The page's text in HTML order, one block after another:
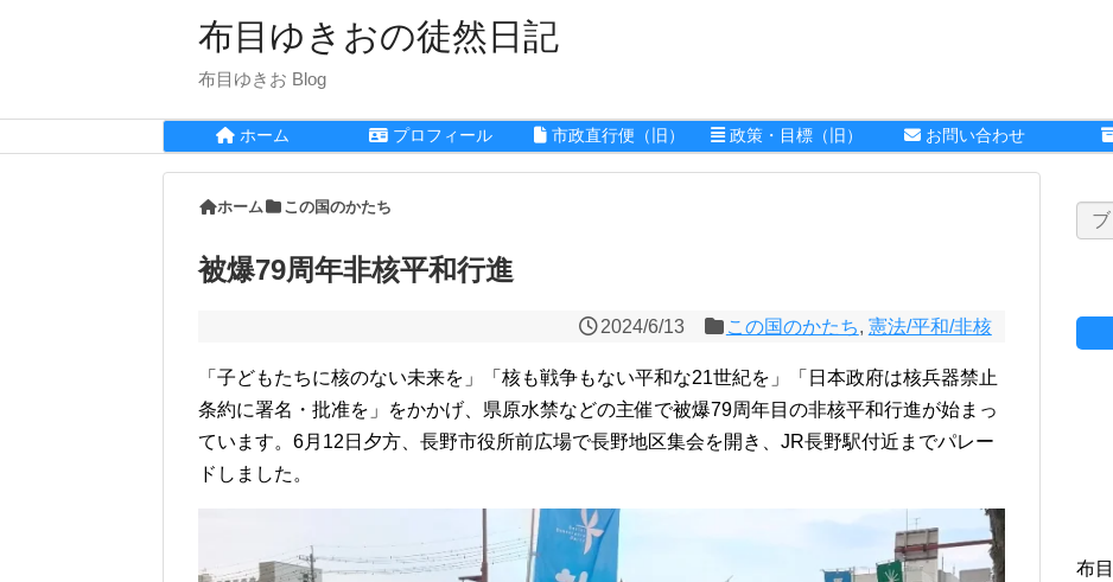
布目ゆきおの徒然日記
布目ゆきお Blog
ホーム プロフィール 市政直行便（旧） 政策・目標（旧） お問い合わせ
ホーム この国のかたち
被爆79周年非核平和行進
2024/6/13 この国のかたち, 憲法/平和/非核
「子どもたちに核のない未来を」「核も戦争もない平和な21世紀を」「日本政府は核兵器禁止
条約に署名・批准を」をかかげ、県原水禁などの主催で被爆79周年目の非核平和行進が始まっ
ています。6月12日夕方、長野市役所前広場で長野地区集会を開き、JR長野駅付近までパレー
ドしました。
布